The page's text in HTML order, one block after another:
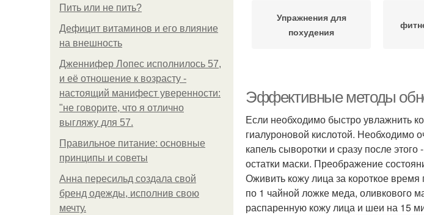
Пить или не пить?
Дефицит витаминов и его влияние
на внешность
Дженнифер Лопес исполнилось 57,
и её отношение к возрасту -
настоящий манифест уверенности:
"не говорите, что я отлично
выгляжу для 57.
Правильное питание: основные
принципы и советы
Анна пересильд создала свой
бренд одежды, исполнив свою
мечту.
Упражнения для
похудения
Эффективные методы
Если необходимо быстро увлажнить
гиалуроновой кислотой. Необходимо
капель сыворотки и сразу после
остатки маски. Преображение
Оживить кожу лица за короткое
по 1 чайной ложке меда, оливкового
распаренную кожу лица и шеи на 15